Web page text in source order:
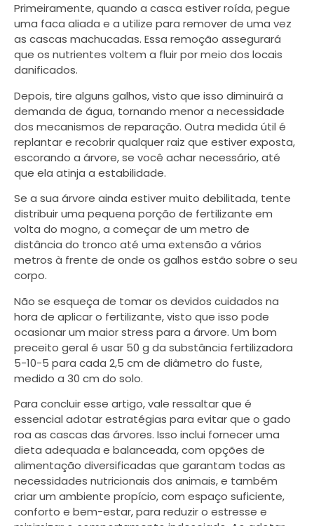
Primeiramente, quando a casca estiver roída, pegue
uma faca aliada e a utilize para remover de uma vez
as cascas machucadas. Essa remoção assegurará
que os nutrientes voltem a fluir por meio dos locais
danificados.
Depois, tire alguns galhos, visto que isso diminuirá a
demanda de água, tornando menor a necessidade
dos mecanismos de reparação. Outra medida útil é
replantar e recobrir qualquer raiz que estiver exposta,
escorando a árvore, se você achar necessário, até
que ela atinja a estabilidade.
Se a sua árvore ainda estiver muito debilitada, tente
distribuir uma pequena porção de fertilizante em
volta do mogno, a começar de um metro de
distância do tronco até uma extensão a vários
metros à frente de onde os galhos estão sobre o seu
corpo.
Não se esqueça de tomar os devidos cuidados na
hora de aplicar o fertilizante, visto que isso pode
ocasionar um maior stress para a árvore. Um bom
preceito geral é usar 50 g da substância fertilizadora
5-10-5 para cada 2,5 cm de diâmetro do fuste,
medido a 30 cm do solo.
Para concluir esse artigo, vale ressaltar que é
essencial adotar estratégias para evitar que o gado
roa as cascas das árvores. Isso inclui fornecer uma
dieta adequada e balanceada, com opções de
alimentação diversificadas que garantam todas as
necessidades nutricionais dos animais, e também
criar um ambiente propício, com espaço suficiente,
conforto e bem-estar, para reduzir o estresse e